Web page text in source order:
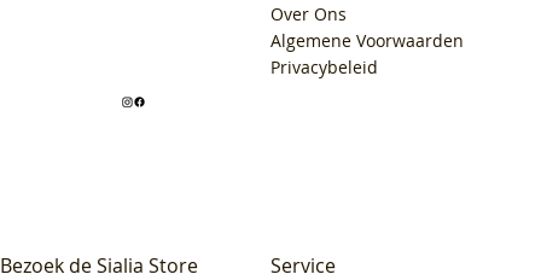
Bezoek de Sialia Store
Over Ons
Algemene Voorwaarden
Privacybeleid
Service